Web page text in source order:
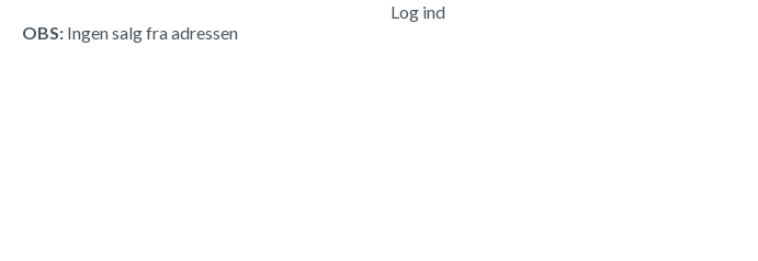
OBS: Ingen salg fra adressen
Log ind